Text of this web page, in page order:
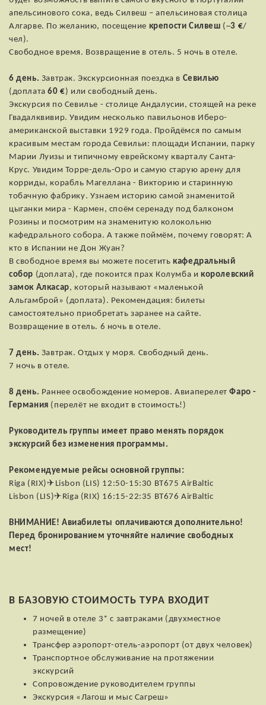
апельсинового сока, ведь Силвеш – апельсиновая столица
Алгарве. По желанию, посещение крепости Силвеш (~3 €/
чел).
Свободное время. Возвращение в отель. 5 ночь в отеле.
6 день. Завтрак. Экскурсионная поездка в Севилью
(доплата60 €) или свободный день.
Экскурсия по Севилье - столице Андалуcии, стоящей на реке
Гвадалквивир. Увидим несколько павильонов Иберо-
американской выставки 1929 года. Пройдёмся по самым
красивым местам города Севильи: площади Испании, парку
Марии Луизы и типичному еврейскому кварталу Санта-
Крус. Увидим Торре-дель-Oро и самую старую арену для
корриды, корабль Магеллана - Викторию и старинную
тобачную фабрику. Узнаем историю самой знаменитой
цыганки мира - Кармен, споём серенаду под балконом
Розины и посмотрим на знаменитую колокольню
кафедрального собора. А также поймём, почему говорят: А
кто в Испании не Дон Жуан?
В свободное время вы можете посетитькафедральный
собор (доплата), где покоится прах Колумба и королевский
замок Алкасар, который называют «маленькой
Альгамброй» (доплата). Рекомендация: билеты
самостоятельно приобретать заранее на сайте.
Возвращение в отель. 6 ночь в отеле.
7 день. Завтрак. Отдых у моря. Свободный день.
7 ночь в отеле.
8 день. Раннее освобождение номеров. АвиаперелетФаро -
Германия (перелёт не входит в стоимость!)
Руководитель группы имеет право менять порядок
экскурсий без изменения программы.
Рекомендуемые рейсы основной группы:
Riga (RIX)✈Lisbon (LIS) 12:50-15:30 BT675 AirBaltic
Lisbon (LIS)✈Riga (RIX) 16:15-22:35 BT676 AirBaltic
ВНИМАНИЕ! Авиабилеты оплачиваются дополнительно!
Перед бронированием уточняйте наличие свободных
мест!
В БАЗОВУЮ СТОИМОСТЬ ТУРА ВХОДИТ
7 ночей в отеле 3* с завтраками (двухместное
размещение)
Трансфер аэропорт-отель-аэропорт (от двух человек)
Транспортное обслуживание на протяжении
экскурсий
Сопровождение руководителем группы
Экскурсия «Лагош и мыс Сагреш»